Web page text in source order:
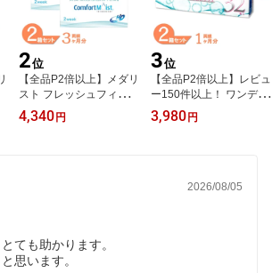
2位
【全品P2倍以上】メダリ
スト フレッシュフィット
コンフォートモイスト 2
箱セット (1箱6枚) ボシュ
4,340 円
3位
【全品P2倍以上】レビュ
ー150件以上！ ワンデー
ピュアうるおいプラス 2
箱セット (1箱32枚) シー
うるおいプラス 1dayPur
3,980 円
2026/08/05
ても助かります。
思います。